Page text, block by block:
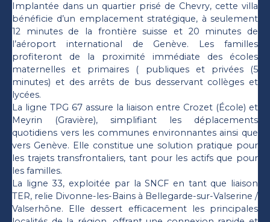
Implantée dans un quartier prisé de Chevry, cette villa
bénéficie d’un emplacement stratégique, à seulement
12 minutes de la frontière suisse et 20 minutes de
l’aéroport international de Genève. Les familles
profiteront de la proximité immédiate des écoles
maternelles et primaires ( publiques et privées (5
minutes) et des arrêts de bus desservant collèges et
lycées.
La ligne TPG 67 assure la liaison entre Crozet (École) et
Meyrin (Gravière), simplifiant les déplacements
quotidiens vers les communes environnantes ainsi que
vers Genève. Elle constitue une solution pratique pour
les trajets transfrontaliers, tant pour les actifs que pour
les familles.
La ligne 33, exploitée par la SNCF en tant que liaison
TER, relie Divonne-les-Bains à Bellegarde-sur-Valserine /
Valserhône. Elle dessert efficacement les principales